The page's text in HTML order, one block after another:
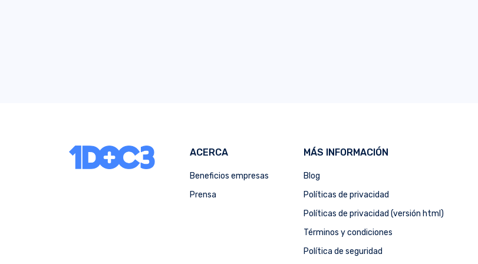
ACERCA
Beneficios empresas
Prensa
MÁS INFORMACIÓN
Blog
Políticas de privacidad
Políticas de privacidad (versión html)
Términos y condiciones
Política de seguridad